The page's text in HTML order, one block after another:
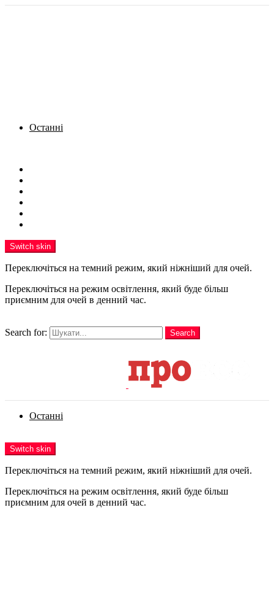
Останні
Switch skin
Переключіться на темний режим, який ніжніший для очей.
Переключіться на режим освітлення, який буде більш
приємним для очей в денний час.
Search for:
Search
Останні
Switch skin
Переключіться на темний режим, який ніжніший для очей.
Переключіться на режим освітлення, який буде більш
приємним для очей в денний час.